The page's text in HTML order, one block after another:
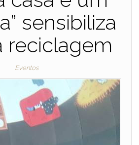
sensibiliza
reciclagem
Eventos